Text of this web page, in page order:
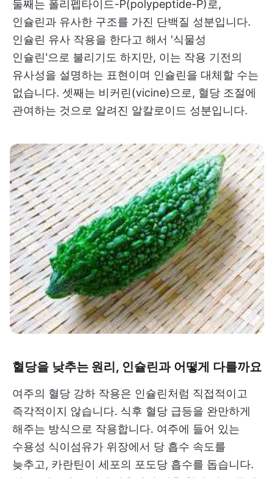
둘째는 폴리펩타이드-P(polypeptide-P)로,
인슐린과 유사한 구조를 가진 단백질 성분입니다.
인슐린 유사 작용을 한다고 해서 '식물성
인슐린'으로 불리기도 하지만, 이는 작용 기전의
유사성을 설명하는 표현이며 인슐린을 대체할 수는
없습니다. 셋째는 비커린(vicine)으로, 혈당 조절에
관여하는 것으로 알려진 알칼로이드 성분입니다.
혈당을 낮추는 원리, 인슐린과 어떻게 다를까요
여주의 혈당 강하 작용은 인슐린처럼 직접적이고
즉각적이지 않습니다. 식후 혈당 급등을 완만하게
해주는 방식으로 작용합니다. 여주에 들어 있는
수용성 식이섬유가 위장에서 당 흡수 속도를
늦추고, 카란틴이 세포의 포도당 흡수를 돕습니다.